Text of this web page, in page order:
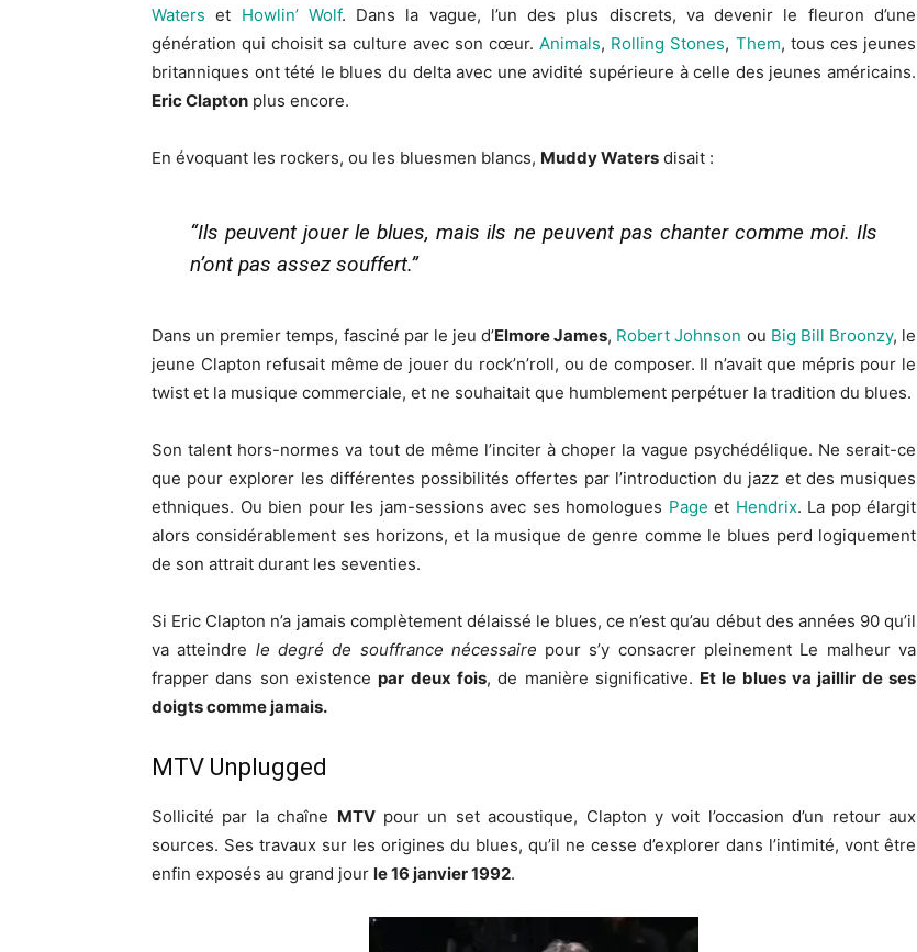
Waters et Howlin’ Wolf. Dans la vague, l’un des plus discrets, va devenir le fleuron d’une
génération qui choisit sa culture avec son cœur.Animals, Rolling Stones, Them, tous ces jeunes
britanniques ont tété le blues du delta avec une avidité supérieure à celle des jeunes américains.
Eric Clapton plus encore.
En évoquant les rockers, ou les bluesmen blancs, Muddy Waters disait :
“Ils peuvent jouer le blues, mais ils ne peuvent pas chanter comme moi. Ils
n’ont pas assez souffert.”
Dans un premier temps, fasciné par le jeu d’Elmore James, Robert Johnson ou Big Bill Broonzy, le
jeune Clapton refusait même de jouer du rock’n’roll, ou de composer. Il n’avait que mépris pour le
twist et la musique commerciale, et ne souhaitait que humblement perpétuer la tradition du blues.
Son talent hors-normes va tout de même l’inciter à choper la vague psychédélique. Ne serait-ce
que pour explorer les différentes possibilités offertes par l’introduction du jazz et des musiques
ethniques. Ou bien pour les jam-sessions avec ses homologues Page et Hendrix. La pop élargit
alors considérablement ses horizons, et la musique de genre comme le blues perd logiquement
de son attrait durant les seventies.
Si Eric Clapton n’a jamais complètement délaissé le blues, ce n’est qu’au début des années 90 qu’il
va atteindre le degré de souffrance nécessaire pour s’y consacrer pleinement Le malheur va
frapper dans son existencepar deux fois, de manière significative. Et le blues va jaillir de ses
doigts comme jamais.
MTV Unplugged
Sollicité par la chaîne MTVpour un set acoustique, Clapton y voit l’occasion d’un retour aux
sources. Ses travaux sur les origines du blues, qu’il ne cesse d’explorer dans l’intimité, vont être
enfin exposés au grand jour le 16 janvier 1992.